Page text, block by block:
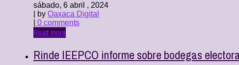
sábado, 6 abril , 2024
| by Oaxaca Digital
0 comments
Read more
Rinde IEEPCO informe sobre bodegas